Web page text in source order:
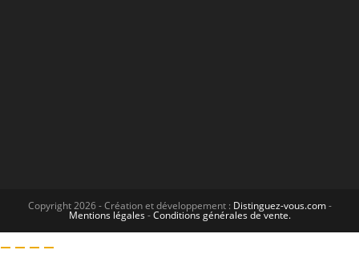
Copyright 2026 - Création et développement : Distinguez-vous.com-
Mentions légales-Conditions générales de vente.